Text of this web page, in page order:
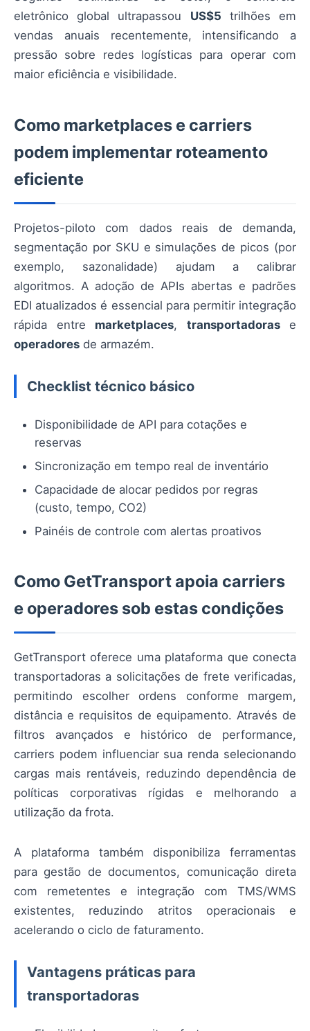
eletrônico global ultrapassou US$5 trilhões em
vendas anuais recentemente, intensificando a
pressão sobre redes logísticas para operar com
maior eficiência e visibilidade.
Como marketplaces e carriers
podem implementar roteamento
eficiente
Projetos-piloto com dados reais de demanda,
segmentação por SKU e simulações de picos (por
exemplo, sazonalidade) ajudam a calibrar
algoritmos. A adoção de APIs abertas e padrões
EDI atualizados é essencial para permitir integração
rápida entre marketplaces, transportadorase
operadores de armazém.
Checklist técnico básico
Disponibilidade de API para cotações e
reservas
Sincronização em tempo real de inventário
Capacidade de alocar pedidos por regras
(custo, tempo, CO2)
Painéis de controle com alertas proativos
Como GetTransport apoia carriers
e operadores sob estas condições
GetTransport oferece uma plataforma que conecta
transportadoras a solicitações de frete verificadas,
permitindo escolher ordens conforme margem,
distância e requisitos de equipamento. Através de
filtros avançados e histórico de performance,
carriers podem influenciar sua renda selecionando
cargas mais rentáveis, reduzindo dependência de
políticas corporativas rígidas e melhorando a
utilização da frota.
A plataforma também disponibiliza ferramentas
para gestão de documentos, comunicação direta
com remetentes e integração com TMS/WMS
existentes, reduzindo atritos operacionais e
acelerando o ciclo de faturamento.
Vantagens práticas para
transportadoras